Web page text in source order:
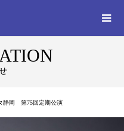
静岡 第75回定期公演